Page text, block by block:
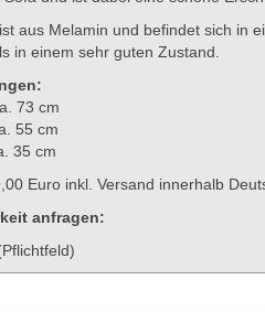
aus Melamin und befindet sich in
in einem sehr guten Zustand.
73 cm
55 cm
35 cm
Euro inkl. Versand innerhalb
anfragen: